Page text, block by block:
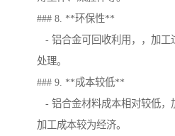
### 8. **环保性**
- 铝合金可回收利用，，加工
处理。
### 9. **成本较低**
- 铝合金材料成本相对较低，
加工成本较为经济。